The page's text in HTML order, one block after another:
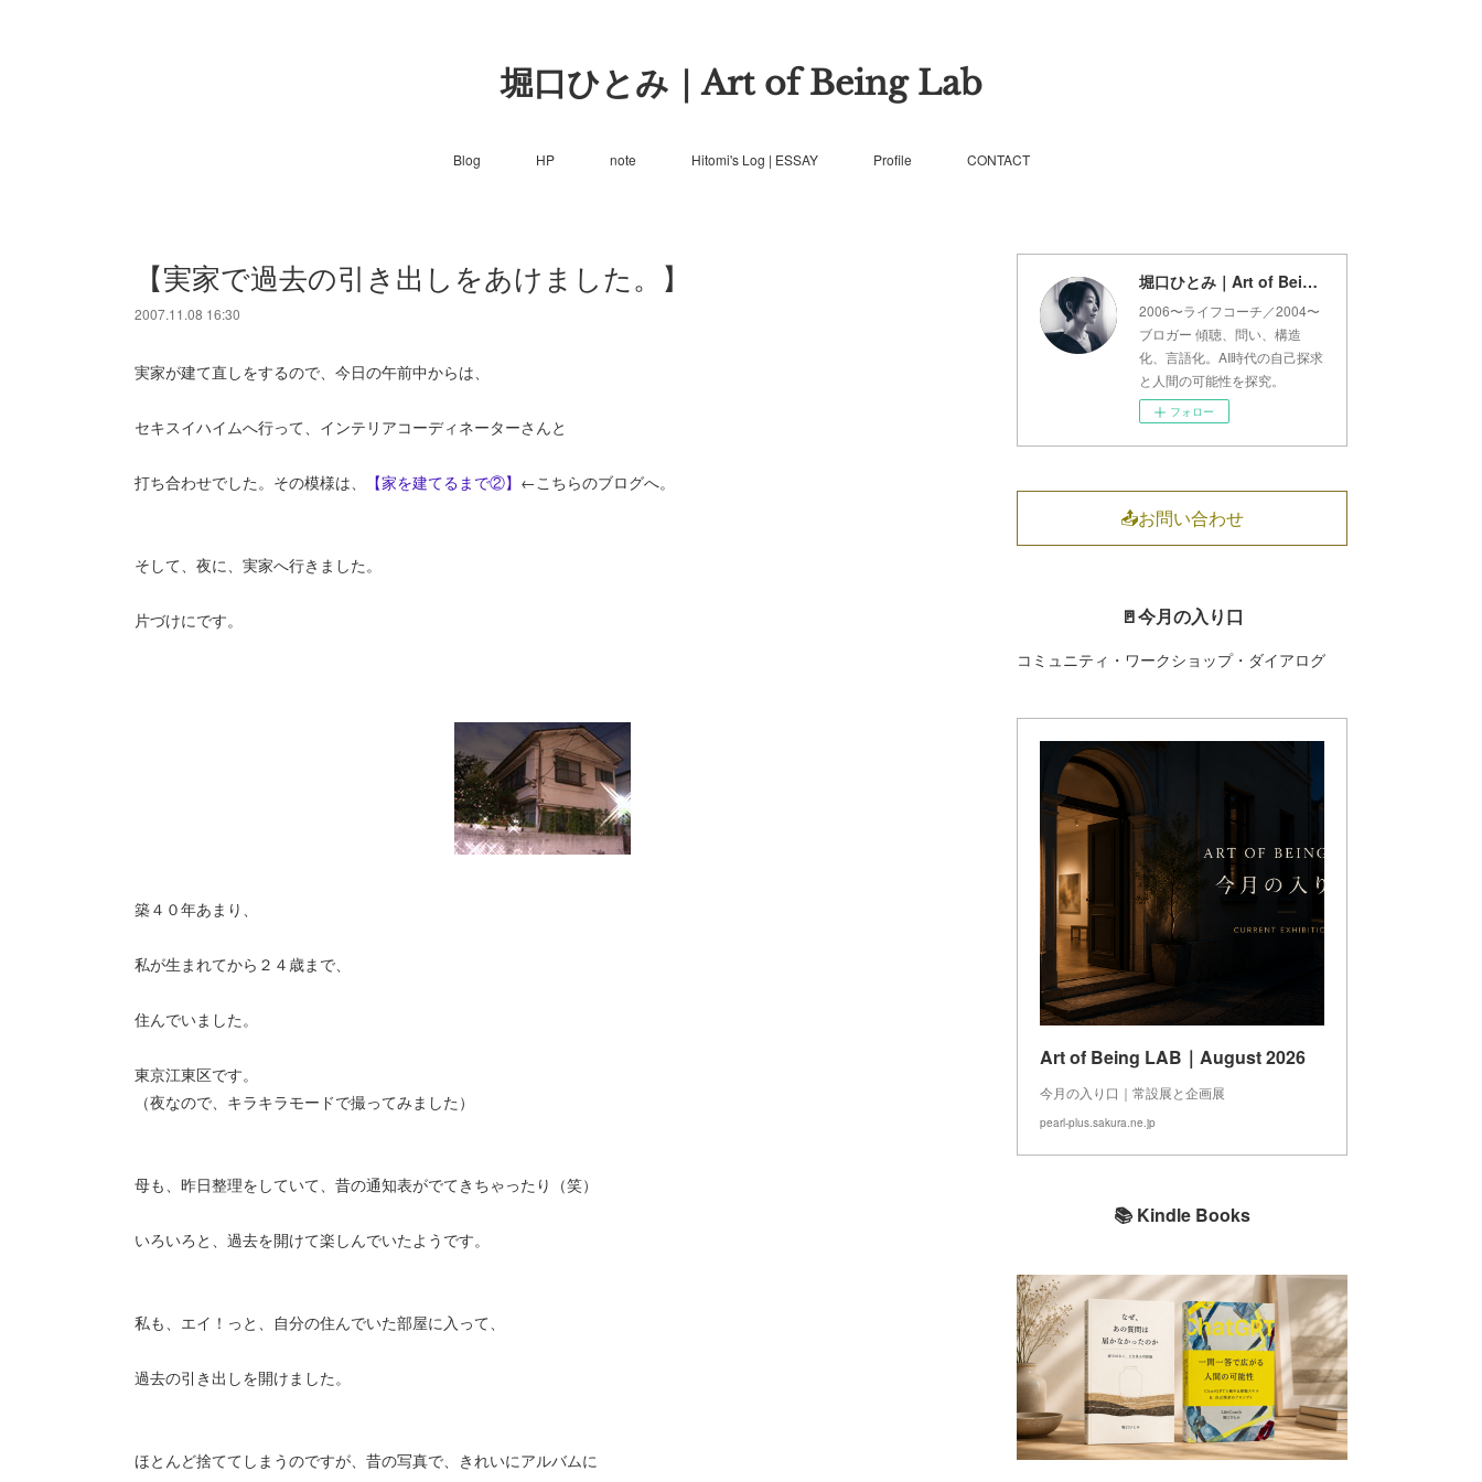
堀口ひとみ｜Art of Being Lab
Blog HP note Hitomi's Log | ESSAY Profile CONTACT
【実家で過去の引き出しをあけました。】
2007.11.08 16:30
実家が建て直しをするので、今日の午前中からは、
セキスイハイムへ行って、インテリアコーディネーターさんと
打ち合わせでした。その模様は、 【家を建てるまで②】 ←こちらのブログへ。
そして、夜に、実家へ行きました。
片づけにです。
築４０年あまり、
私が生まれてから２４歳まで、
住んでいました。
東京江東区です。
（夜なので、キラキラモードで撮ってみました）
母も、昨日整理をしていて、昔の通知表がでてきちゃったり（笑）
いろいろと、過去を開けて楽しんでいたようです。
私も、エイ！っと、自分の住んでいた部屋に入って、
過去の引き出しを開けました。
ほとんど捨ててしまうのですが、昔の写真で、きれいにアルバムに
堀口ひとみ｜Art of Being Lab
2006〜ライフコーチ／2004〜
ブロガー 傾聴、問い、構造
化、言語化。AI時代の自己探求
と人間の可能性を探究。
フォロー
📤お問い合わせ
🚪今月の入り口
コミュニティ・ワークショップ・ダイアログ
Art of Being LAB｜August 2026
今月の入り口｜常設展と企画展
pearl-plus.sakura.ne.jp
📚 Kindle Books